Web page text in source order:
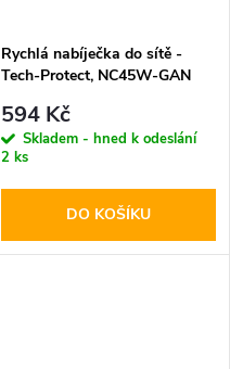
Rychlá nabíječka do sítě -
Tech-Protect, NC45W-GAN
594 Kč
Skladem - hned k odeslání
2 ks
DO KOŠÍKU